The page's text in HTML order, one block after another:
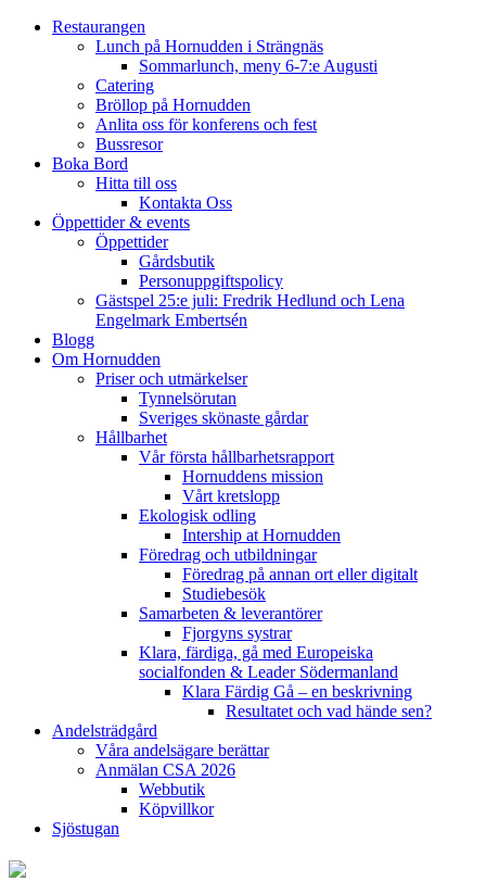
Restaurangen
Lunch på Hornudden i Strängnäs
Sommarlunch, meny 6-7:e Augusti
Catering
Bröllop på Hornudden
Anlita oss för konferens och fest
Bussresor
Boka Bord
Hitta till oss
Kontakta Oss
Öppettider & events
Öppettider
Gårdsbutik
Personuppgiftspolicy
Gästspel 25:e juli: Fredrik Hedlund och Lena
Engelmark Embertsén
Blogg
Om Hornudden
Priser och utmärkelser
Tynnelsörutan
Sveriges skönaste gårdar
Hållbarhet
Vår första hållbarhetsrapport
Hornuddens mission
Vårt kretslopp
Ekologisk odling
Intership at Hornudden
Föredrag och utbildningar
Föredrag på annan ort eller digitalt
Studiebesök
Samarbeten & leverantörer
Fjorgyns systrar
Klara, färdiga, gå med Europeiska
socialfonden & Leader Södermanland
Klara Färdig Gå – en beskrivning
Resultatet och vad hände sen?
Andelsträdgård
Våra andelsägare berättar
Anmälan CSA 2026
Webbutik
Köpvillkor
Sjöstugan